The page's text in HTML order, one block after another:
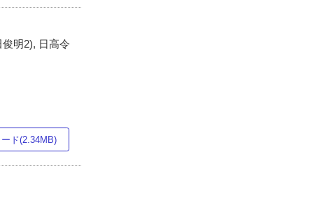
明2), 日高令
ド(2.34MB)